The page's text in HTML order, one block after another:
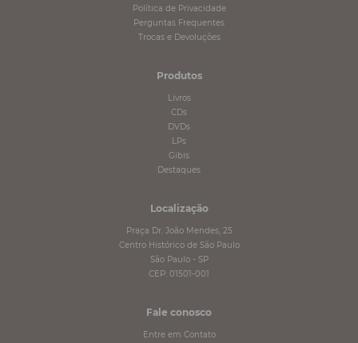
Política de Privacidade
Perguntas Frequentes
Trocas e Devoluções
Produtos
Livros
CDs
DVDs
LPs
Gibis
Destaques
Localização
Praça Dr. João Mendes, 25
Centro Histórico de São Paulo
São Paulo - SP
CEP: 01501-001
Fale conosco
Entre em Contato